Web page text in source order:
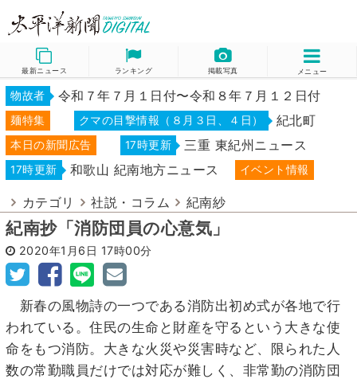
最新ニュース ランキング 掲載写真 メニュー
物故者 令和７年７月１日付〜令和８年７月１２日付
麺特集 クマの目撃情報（８月３日、４日） 紀北町
本日の新聞広告 17時更新 三重 東紀州ニュース
17時更新 和歌山 紀南地方ニュース イベント情報
カテゴリ 社説・コラム 紀南紗
紀南抄「消防団員の心意気」
2020年1月6日 17時00分
新春の風物詩の一つである消防出初め式が各地で行
われている。住民の生命と財産を守るという大きな使
命をもつ消防。大きな火災や災害時など、限られた人
数の常勤職員だけでは対応が難しく、非常勤の消防団